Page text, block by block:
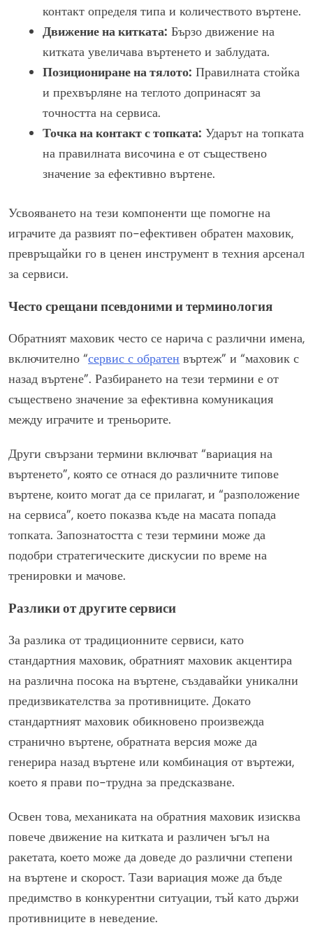
контакт определя типа и количеството въртене.
Движение на китката: Бързо движение на
китката увеличава въртенето и заблудата.
Позициониране на тялото: Правилната стойка
и прехвърляне на теглото допринасят за
точността на сервиса.
Точка на контакт с топката: Ударът на топката
на правилната височина е от съществено
значение за ефективно въртене.
Усвояването на тези компоненти ще помогне на
играчите да развият по-ефективен обратен маховик,
превръщайки го в ценен инструмент в техния арсенал
за сервиси.
Често срещани псевдоними и терминология
Обратният маховик често се нарича с различни имена,
включително “сервис с обратен въртеж” и “маховик с
назад въртене”. Разбирането на тези термини е от
съществено значение за ефективна комуникация
между играчите и треньорите.
Други свързани термини включват “вариация на
въртенето”, която се отнася до различните типове
въртене, които могат да се прилагат, и “разположение
на сервиса”, което показва къде на масата попада
топката. Запознатостта с тези термини може да
подобри стратегическите дискусии по време на
тренировки и мачове.
Разлики от другите сервиси
За разлика от традиционните сервиси, като
стандартния маховик, обратният маховик акцентира
на различна посока на въртене, създавайки уникални
предизвикателства за противниците. Докато
стандартният маховик обикновено произвежда
странично въртене, обратната версия може да
генерира назад въртене или комбинация от въртежи,
което я прави по-трудна за предсказване.
Освен това, механиката на обратния маховик изисква
повече движение на китката и различен ъгъл на
ракетата, което може да доведе до различни степени
на въртене и скорост. Тази вариация може да бъде
предимство в конкурентни ситуации, тъй като държи
противниците в неведение.